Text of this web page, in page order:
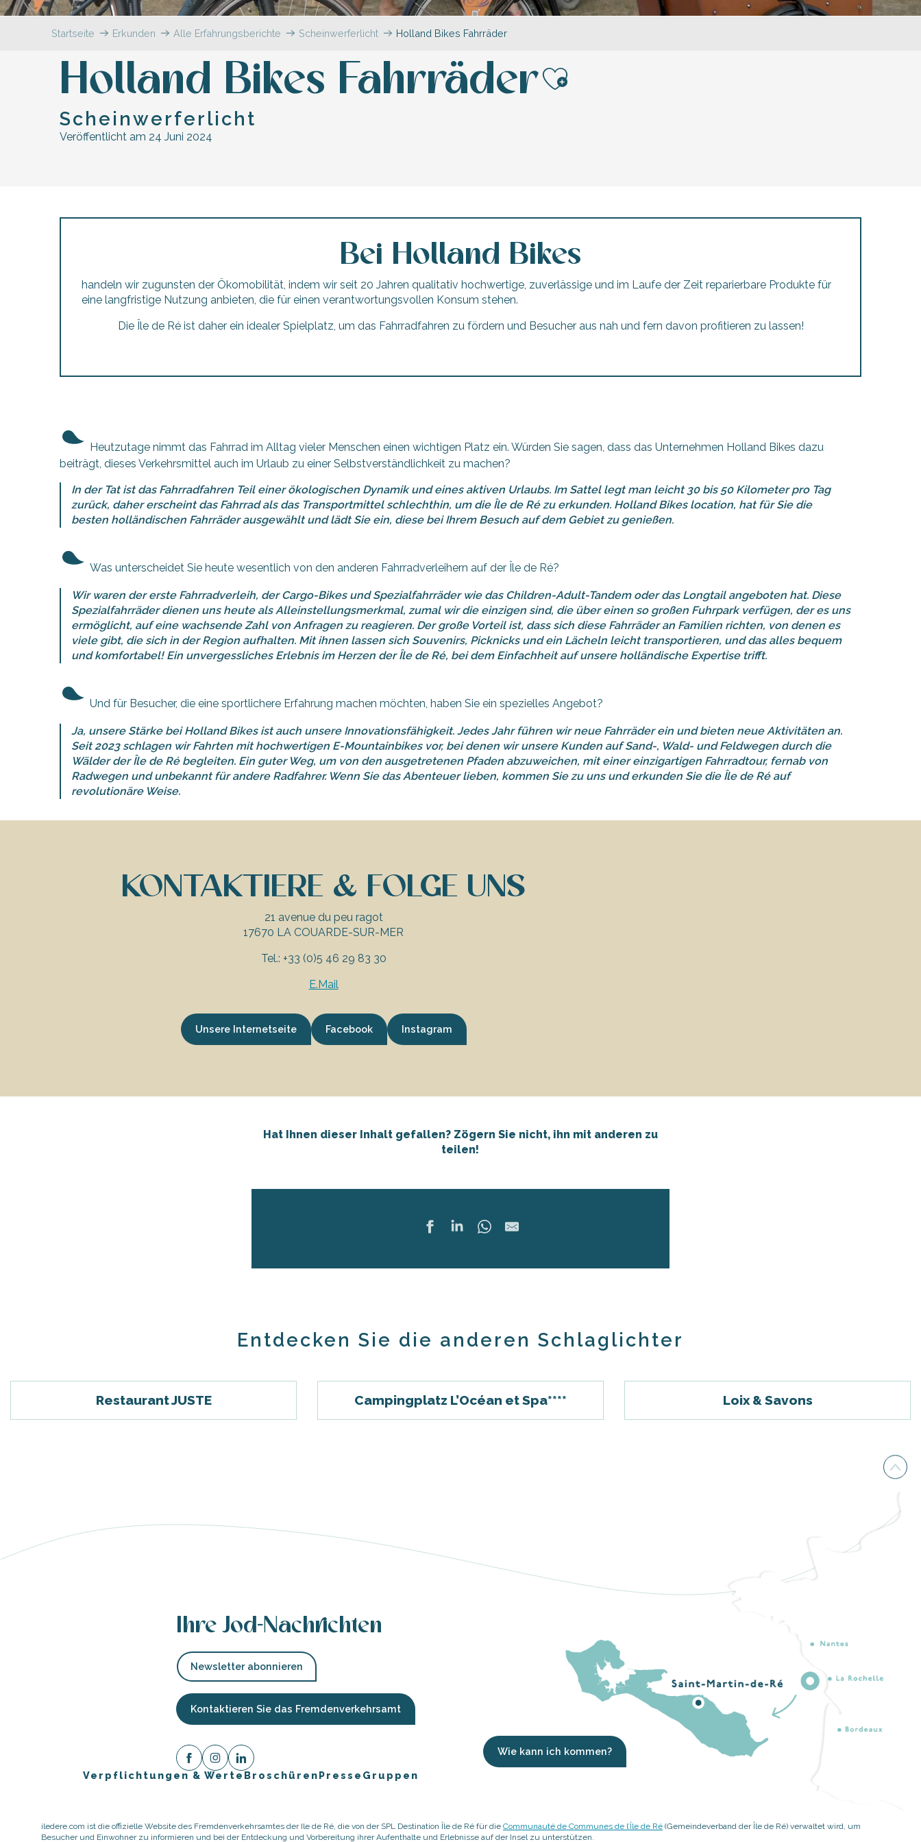
Marie-de-Ré
Startseite Erkunden Alle Erfahrungsberichte Scheinwerferlicht Holland Bikes Fahrräder
Holland Bikes Fahrräder
Scheinwerferlicht
Veröffentlicht am 24 Juni 2024
Bei Holland Bikes
handeln wir zugunsten der Ökomobilität, indem wir seit 20 Jahren qualitativ hochwertige, zuverlässige und im Laufe der Zeit reparierbare Produkte für
eine langfristige Nutzung anbieten, die für einen verantwortungsvollen Konsum stehen.
Die Île de Ré ist daher ein idealer Spielplatz, um das Fahrradfahren zu fördern und Besucher aus nah und fern davon profitieren zu lassen!
Heutzutage nimmt das Fahrrad im Alltag vieler Menschen einen wichtigen Platz ein. Würden Sie sagen, dass das Unternehmen Holland Bikes dazu
beiträgt, dieses Verkehrsmittel auch im Urlaub zu einer Selbstverständlichkeit zu machen?
In der Tat ist das Fahrradfahren Teil einer ökologischen Dynamik und eines aktiven Urlaubs. Im Sattel legt man leicht 30 bis 50 Kilometer pro Tag
zurück, daher erscheint das Fahrrad als das Transportmittel schlechthin, um die Île de Ré zu erkunden. Holland Bikes location, hat für Sie die
besten holländischen Fahrräder ausgewählt und lädt Sie ein, diese bei Ihrem Besuch auf dem Gebiet zu genießen.
Was unterscheidet Sie heute wesentlich von den anderen Fahrradverleihern auf der Île de Ré?
Wir waren der erste Fahrradverleih, der Cargo-Bikes und Spezialfahrräder wie das Children-Adult-Tandem oder das Longtail angeboten hat. Diese
Spezialfahrräder dienen uns heute als Alleinstellungsmerkmal, zumal wir die einzigen sind, die über einen so großen Fuhrpark verfügen, der es uns
ermöglicht, auf eine wachsende Zahl von Anfragen zu reagieren. Der große Vorteil ist, dass sich diese Fahrräder an Familien richten, von denen es
viele gibt, die sich in der Region aufhalten. Mit ihnen lassen sich Souvenirs, Picknicks und ein Lächeln leicht transportieren, und das alles bequem
und komfortabel! Ein unvergessliches Erlebnis im Herzen der Île de Ré, bei dem Einfachheit auf unsere holländische Expertise trifft.
Und für Besucher, die eine sportlichere Erfahrung machen möchten, haben Sie ein spezielles Angebot?
Ja, unsere Stärke bei Holland Bikes ist auch unsere Innovationsfähigkeit. Jedes Jahr führen wir neue Fahrräder ein und bieten neue Aktivitäten an.
Seit 2023 schlagen wir Fahrten mit hochwertigen E-Mountainbikes vor, bei denen wir unsere Kunden auf Sand-, Wald- und Feldwegen durch die
Wälder der Île de Ré begleiten. Ein guter Weg, um von den ausgetretenen Pfaden abzuweichen, mit einer einzigartigen Fahrradtour, fernab von
Radwegen und unbekannt für andere Radfahrer. Wenn Sie das Abenteuer lieben, kommen Sie zu uns und erkunden Sie die Île de Ré auf
revolutionäre Weise.
KONTAKTIERE & FOLGE UNS
21 avenue du peu ragot
17670 LA COUARDE-SUR-MER
Tel.: +33 (0)5 46 29 83 30
E.Mail
Unsere Internetseite Facebook Instagram
Hat Ihnen dieser Inhalt gefallen? Zögern Sie nicht, ihn mit anderen zu
teilen!
Entdecken Sie die anderen Schlaglichter
Restaurant JUSTE Campingplatz L’Océan et Spa**** Loix & Savons
Ihre Jod-Nachrichten
Newsletter abonnieren
Kontaktieren Sie das Fremdenverkehrsamt
Verpflichtungen & Werte BroschürenPresse Gruppen
Wie kann ich kommen?
iledere.com ist die offizielle Website des Fremdenverkehrsamtes der Ile de Ré, die von der SPL Destination Île de Ré für die Communauté de Communes de l’Île de Ré (Gemeindeverband der Île de Ré) verwaltet wird, um
Besucher und Einwohner zu informieren und bei der Entdeckung und Vorbereitung ihrer Aufenthalte und Erlebnisse auf der Insel zu unterstützen.